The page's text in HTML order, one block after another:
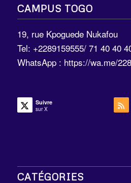
CAMPUS TOGO
19, rue Kpoguede Nukafou
Tel: +2289159555/ 71 40 40
WhatsApp : https://wa.me/
Suivre
sur X
CATÉGORIES